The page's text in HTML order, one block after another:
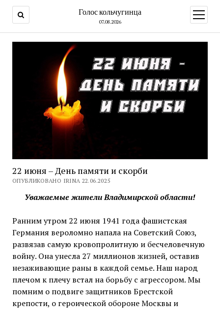
Голос кольчугинца
07.08.2026
меню
22 июня – День памяти и скорби
ОПУБЛИКОВАНО IRINA 22.06.2025
Уважаемые жители Владимирской области!
Ранним утром 22 июня 1941 года фашистская
Германия вероломно напала на Советский Союз,
развязав самую кровопролитную и бесчеловечную
войну. Она унесла 27 миллионов жизней, оставив
незаживающие раны в каждой семье. Наш народ
плечом к плечу встал на борьбу с агрессором. Мы
помним о подвиге защитников Брестской
крепости, о героической обороне Москвы и